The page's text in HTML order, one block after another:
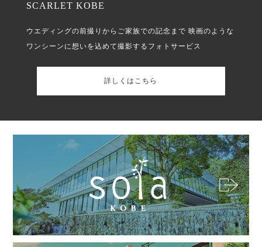
SCARLET KOBE
ウエディングの前撮りからご家族での記念まで 映画のような
ワンシーンに想いを込めて撮影するフォトサービス
詳しくはこちら